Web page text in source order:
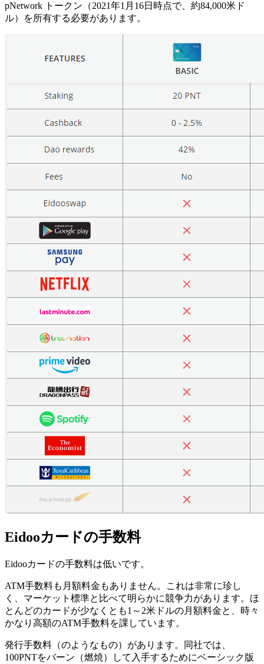
pNetwork トークン（2021年1月16日時点で、約84,000米ド
ル）を所有する必要があります。
Eidooカードの手数料
Eidooカードの手数料は低いです。
ATM手数料も月額料金もありません。これは非常に珍し
く、マーケット標準と比べて明らかに競争力があります。ほ
とんどのカードが少なくとも1～2米ドルの月額料金と、時々
かなり高額のATM手数料を課しています。
発行手数料（のようなもの）があります。同社では、
100PNTをバーン（燃焼）して入手するためにベーシック版